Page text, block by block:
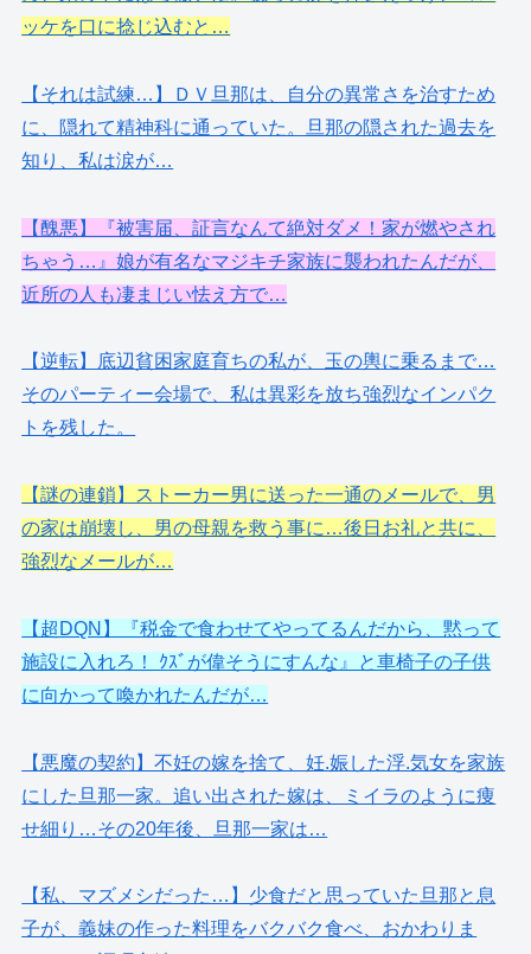
ッケを口に捻じ込むと…
【それは試練…】ＤＶ旦那は、自分の異常さを治すため
に、隠れて精神科に通っていた。旦那の隠された過去を
知り、私は涙が…
【醜悪】『被害届、証言なんて絶対ダメ！家が燃やされ
ちゃう…』娘が有名なマジキチ家族に襲われたんだが、
近所の人も凄まじい怯え方で…
【逆転】底辺貧困家庭育ちの私が、玉の輿に乗るまで…
そのパーティー会場で、私は異彩を放ち強烈なインパク
トを残した。
【謎の連鎖】ストーカー男に送った一通のメールで、男
の家は崩壊し、男の母親を救う事に…後日お礼と共に、
強烈なメールが…
【超DQN】『税金で食わせてやってるんだから、黙って
施設に入れろ！ ｸｽﾞが偉そうにすんな』と車椅子の子供
に向かって喚かれたんだが…
【悪魔の契約】不妊の嫁を捨て、妊.娠した浮.気女を家族
にした旦那一家。追い出された嫁は、ミイラのように痩
せ細り…その20年後、旦那一家は…
【私、マズメシだった…】少食だと思っていた旦那と息
子が、義妹の作った料理をバクバク食べ、おかわりま